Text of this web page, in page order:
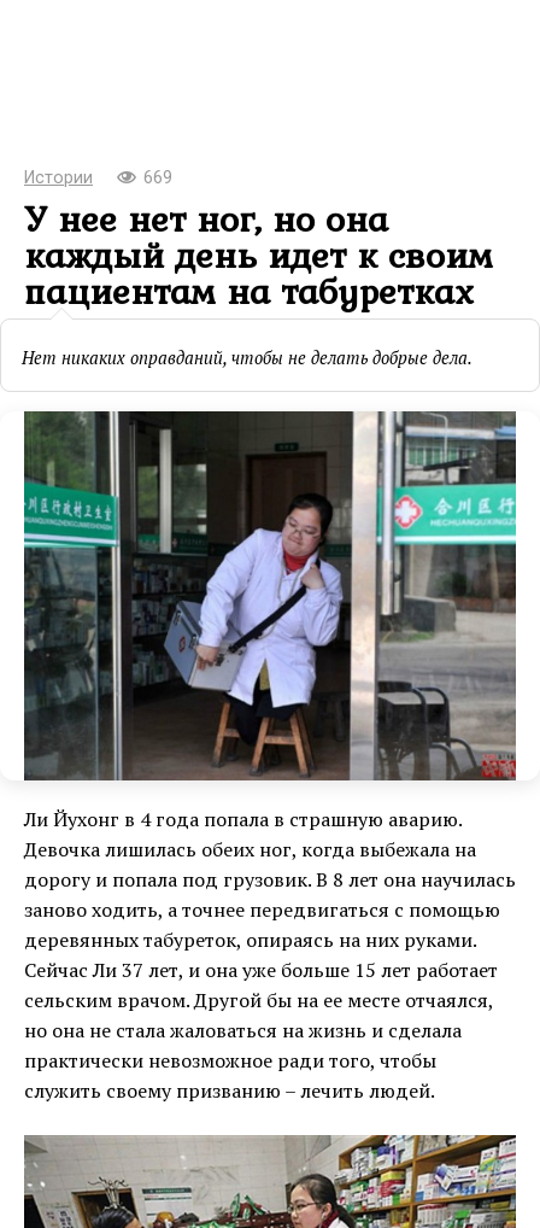
Истории 669
У нее нет ног, но она
каждый день идет к своим
пациентам на табуретках
Нет никаких оправданий, чтобы не делать добрые дела.
Ли Йухонг в 4 года попала в страшную аварию.
Девочка лишилась обеих ног, когда выбежала на
дорогу и попала под грузовик. В 8 лет она научилась
заново ходить, а точнее передвигаться с помощью
деревянных табуреток, опираясь на них руками.
Сейчас Ли 37 лет, и она уже больше 15 лет работает
сельским врачом. Другой бы на ее месте отчаялся,
но она не стала жаловаться на жизнь и сделала
практически невозможное ради того, чтобы
служить своему призванию – лечить людей.